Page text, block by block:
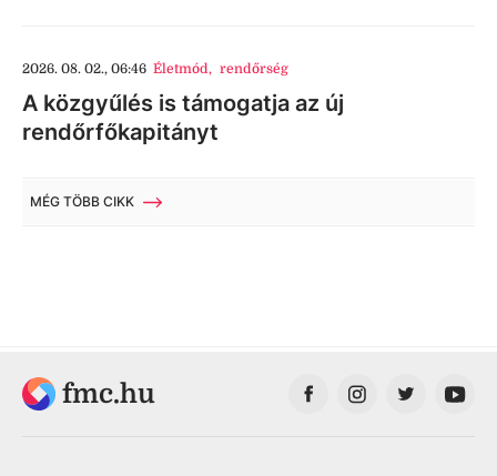
2026. 08. 02., 06:46 Életmód, rendőrség
A közgyűlés is támogatja az új
rendőrfőkapitányt
MÉG TÖBB CIKK
fmc.hu